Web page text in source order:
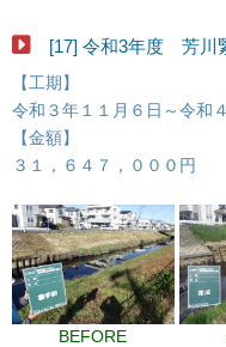
[17] 令和3年度 芳川
【工期】
令和３年１１月６日～令和
【金額】
３１，６４７，０００円
BEFORE